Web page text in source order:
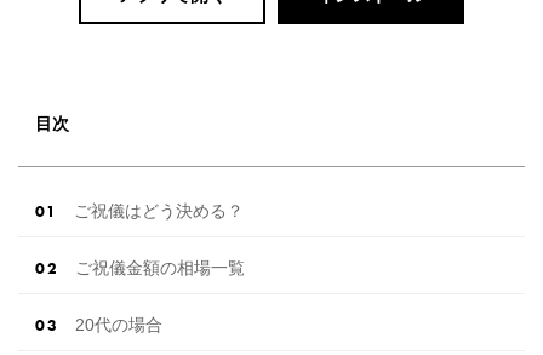
目次
ご祝儀はどう決める？
ご祝儀金額の相場一覧
20代の場合